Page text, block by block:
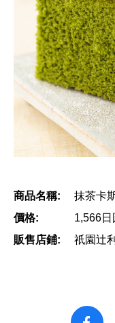
商品名稱:
抹茶卡
價格:
1,566日
販售店鋪:
祇園辻